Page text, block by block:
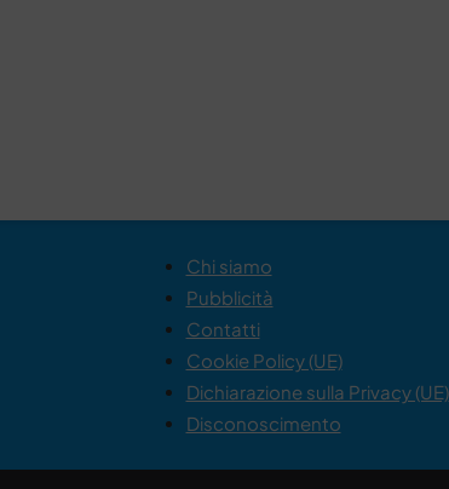
Chi siamo
Pubblicità
Contatti
Cookie Policy (UE)
Dichiarazione sulla Privacy (UE)
Disconoscimento